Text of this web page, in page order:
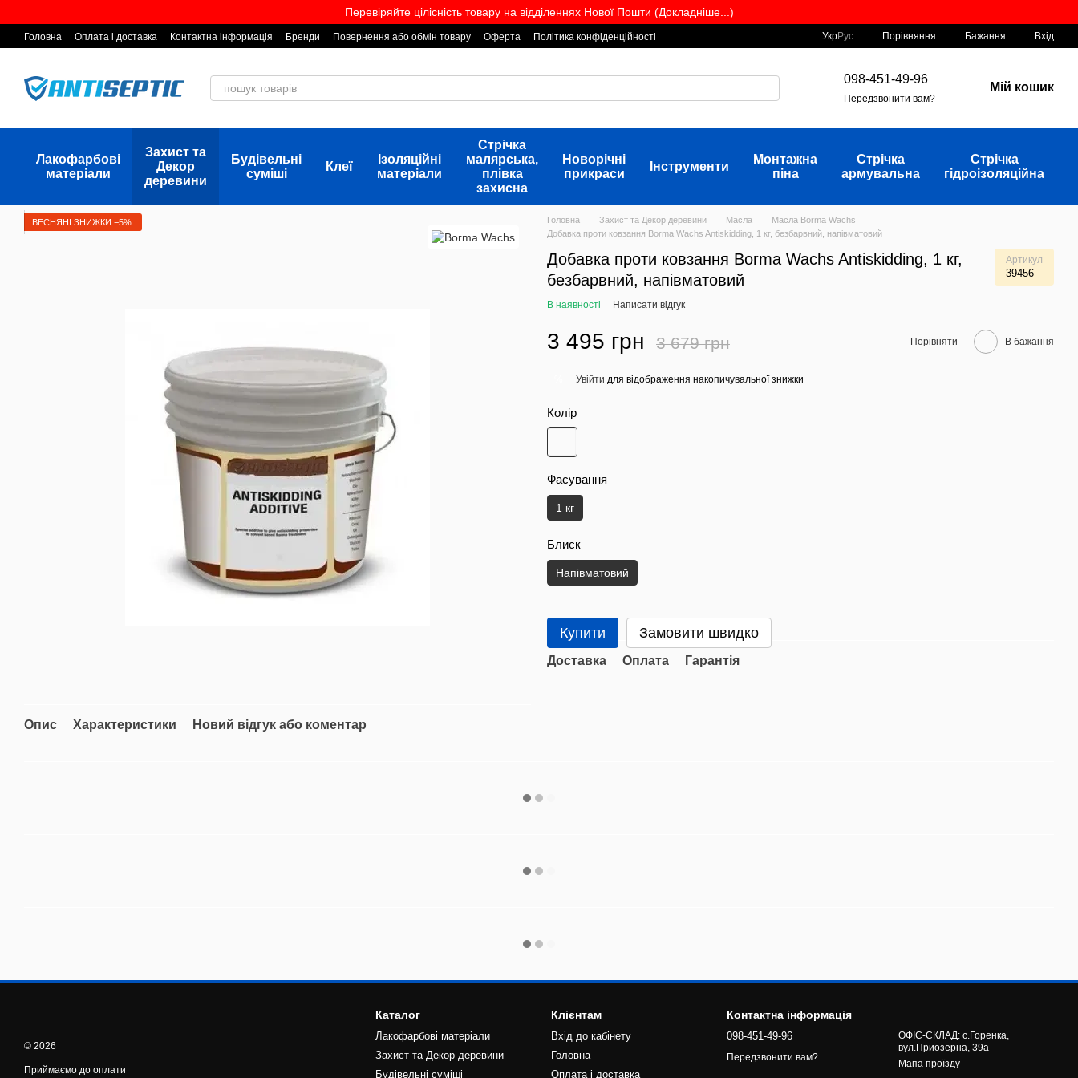
Перевіряйте цілісність товару на відділеннях Нової Пошти (Докладніше...)
Головна Оплата і доставка Контактна інформація Бренди Повернення або обмін товару Оферта Політика конфіденційності УкрРус Порівняння Бажання Вхід
098-451-49-96
Передзвонити вам?
Мій кошик
Лакофарбові
матеріали
Захист та
Декор
деревини
Будівельні
суміші
Клеї
Ізоляційні
матеріали
Стрічка
малярська,
плівка
захисна
Новорічні
прикраси
Інструменти
Монтажна
піна
Стрічка
армувальна
Стрічка
гідроізоляційна
ВЕСНЯНІ ЗНИЖКИ −5%
Опис Характеристики Новий відгук або коментар
Головна Захист та Декор деревини Масла
Масла Borma Wachs
Добавка проти ковзання Borma Wachs Antiskidding, 1 кг, безбарвний, напівматовий
Добавка проти ковзання Borma Wachs Antiskidding, 1 кг,
безбарвний, напівматовий
Артикул
39456
В наявності Написати відгук
3 495 грн 3 679 грн Порівняти В бажання
Увійти для відображення накопичувальної знижки
Колір
Фасування
1 кг
Блиск
Напівматовий
Купити Замовити швидко
Доставка Оплата Гарантія
© 2026
Приймаємо до оплати
Каталог
Лакофарбові матеріали
Захист та Декор деревини
Будівельні суміші
Клієнтам
Вхід до кабінету
Головна
Оплата і доставка
Контактна інформація
098-451-49-96
Передзвонити вам?
ОФІС-СКЛАД: с.Горенка,
вул.Приозерна, 39а
Мапа проїзду